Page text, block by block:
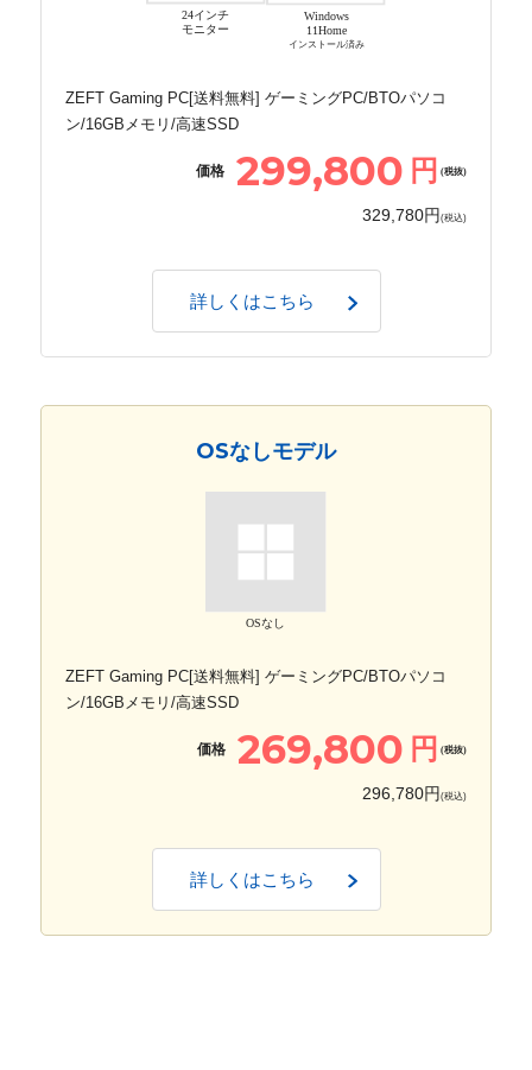
24インチ
モニター
Windows
11Home
インストール済み
ZEFT Gaming PC[送料無料] ゲーミングPC/BTOパソコ
ン/16GBメモリ/高速SSD
価格 299,800 円 (税抜)
329,780円 (税込)
詳しくはこちら
OSなしモデル
OSなし
ZEFT Gaming PC[送料無料] ゲーミングPC/BTOパソコ
ン/16GBメモリ/高速SSD
価格 269,800 円 (税抜)
296,780円 (税込)
詳しくはこちら